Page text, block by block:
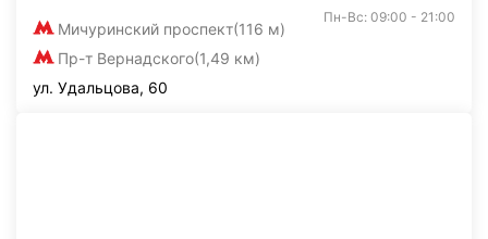
Мичуринский проспект(116 м)
Пр-т Вернадского(1,49 км)
Пн-Вс: 09:00 - 21:00
ул. Удальцова, 60